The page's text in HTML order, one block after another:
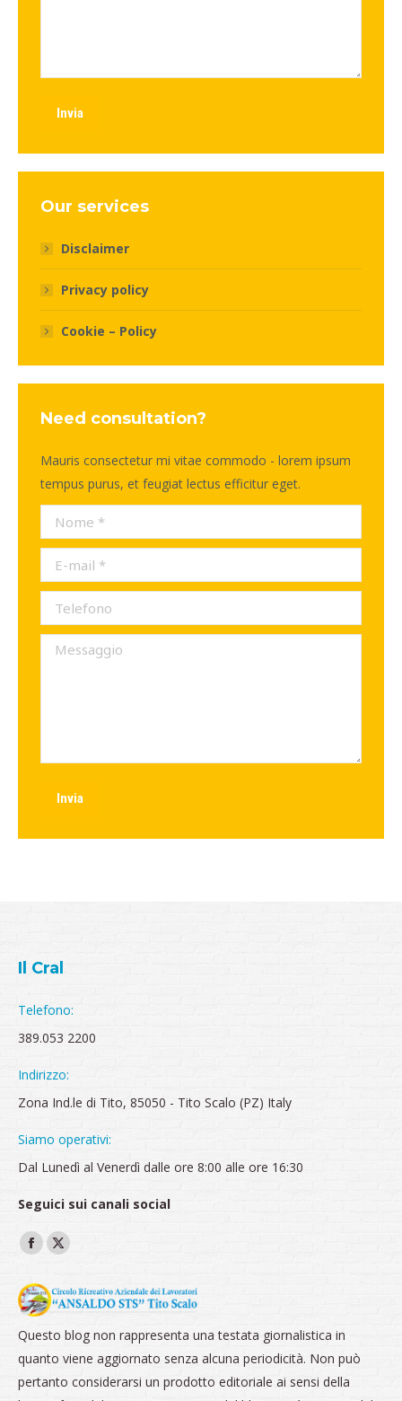
Invia
Our services
Disclaimer
Privacy policy
Cookie – Policy
Need consultation?
Mauris consectetur mi vitae commodo - lorem ipsum
tempus purus, et feugiat lectus efficitur eget.
Nome *
E-mail *
Telefono
Messaggio
Invia
Il Cral
Telefono:
389.053 2200
Indirizzo:
Zona Ind.le di Tito, 85050 - Tito Scalo (PZ) Italy
Siamo operativi:
Dal Lunedì al Venerdì dalle ore 8:00 alle ore 16:30
Seguici sui canali social
Ci puoi trovare su:
Facebook
opens
X
opens
Questo blog non rappresenta una testata giornalistica in
quanto viene aggiornato senza alcuna periodicità. Non può
pertanto considerarsi un prodotto editoriale ai sensi della